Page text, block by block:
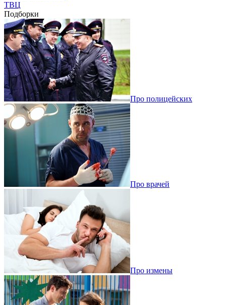
ТВЦ
Подборки
Про полицейских
Про врачей
Про измены